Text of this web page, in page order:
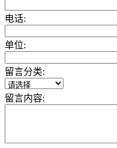
电话:
单位:
留言分类:
留言内容: